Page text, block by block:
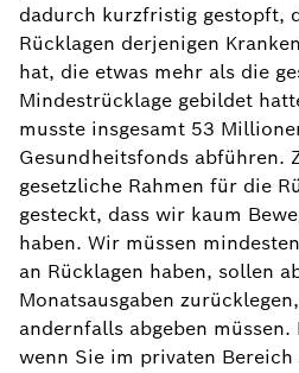
dadurch kurzfristig gestopft,
Rücklagen derjenigen
hat, die etwas mehr als die
Mindestrücklage gebildet
musste insgesamt 53
Gesundheitsfonds abführen.
gesetzliche Rahmen für die
gesteckt, dass wir kaum
haben. Wir müssen
an Rücklagen haben, sollen
Monatsausgaben
andernfalls abgeben
wenn Sie im privaten